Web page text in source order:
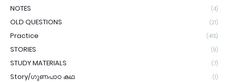
NOTES (4)
OLD QUESTIONS (21)
Practice (415)
STORIES (9)
STUDY MATERIALS (7)
Story/ഗുണപാഠ കഥ (1)